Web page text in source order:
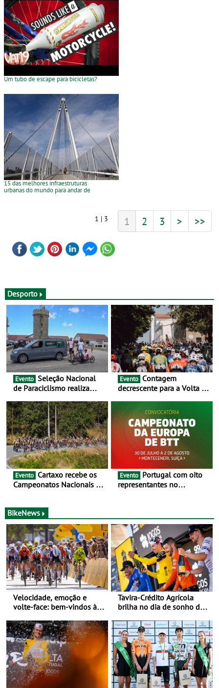
Um tubo de escape para bicicletas?
15 das melhores infraestruturas
urbanas do mundo para andar de
1 | 3 1 2 3 > >>
Desporto
Evento
de Paraciclismo realiza
preparação para o
Campeonato do Mundo
Evento
decrescente para a Volta a
as 17 equipas de 2026
Evento
Campeonatos Nacionais da
Evento
representantes no
Monteceneri, na Suíça
BikeNews
Velocidade, emoção e
volte-face: bem-vindos à
Tavira-Crédito Agrícola
brilha no dia de sonho de